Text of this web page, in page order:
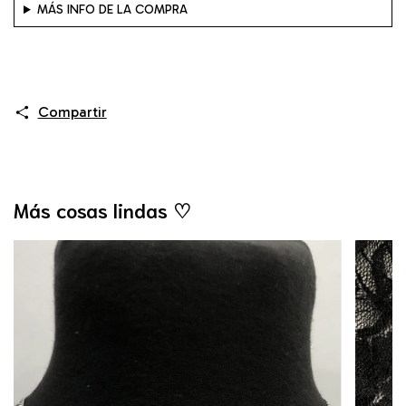
MÁS INFO DE LA COMPRA
Compartir
Más cosas lindas ♡